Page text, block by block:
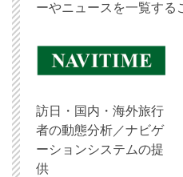
ーやニュースを一覧する
訪日・国内・海外旅行
者の動態分析／ナビゲ
ーションシステムの提
供